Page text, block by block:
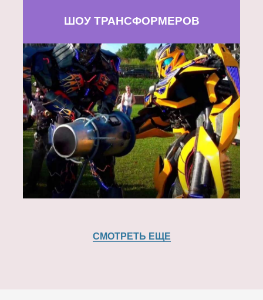
ШОУ ТРАНСФОРМЕРОВ
СМОТРЕТЬ ЕЩЕ